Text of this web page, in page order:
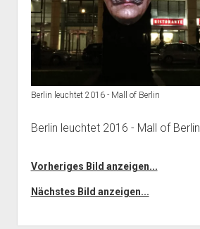
Berlin leuchtet 2016 - Mall of Berlin
Berlin leuchtet 2016 - Mall of Berlin
Vorheriges Bild anzeigen...
Nächstes Bild anzeigen...